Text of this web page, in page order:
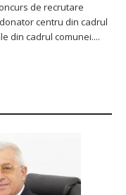
de recrutare
centru din cadrul
din cadrul comunei....